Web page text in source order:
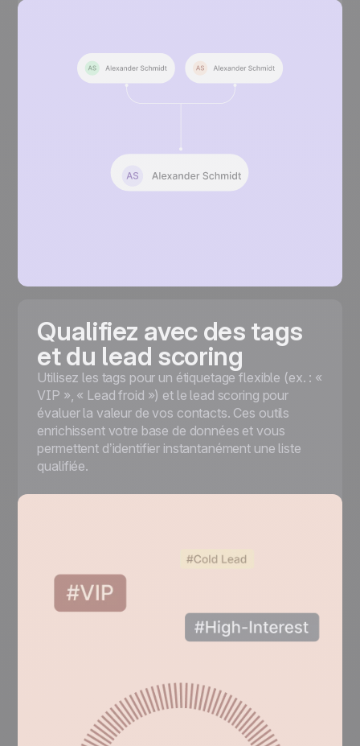
Qualifiez avec des tags
et du lead scoring
Utilisez les tags pour un étiquetage flexible (ex. : «
VIP », « Lead froid ») et le lead scoring pour
évaluer la valeur de vos contacts. Ces outils
enrichissent votre base de données et vous
permettent d’identifier instantanément une liste
qualifiée.